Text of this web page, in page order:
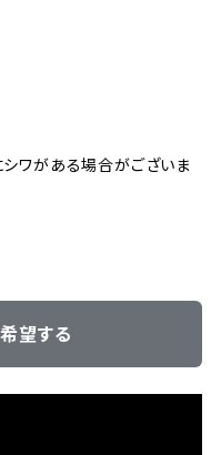
シワがある場合がございま
望する